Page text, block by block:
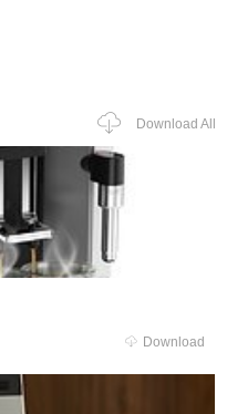
Download All
Download